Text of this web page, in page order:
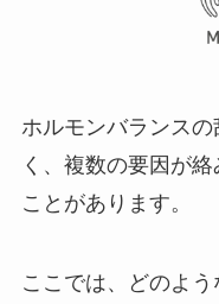
ホルモンバランス
く、複数の要因が
ことがあります。
ここでは、どのよ